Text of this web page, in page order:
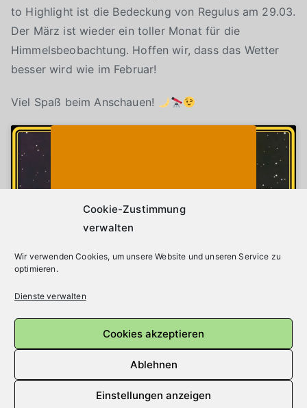
Cookie-Zustimmung
verwalten
Wir verwenden Cookies, um unsere Website und unseren Service zu
optimieren.
Dienste verwalten
Cookies akzeptieren
Ablehnen
Einstellungen anzeigen
to Highlight ist die Bedeckung von Regulus am 29.03.
Der März ist wieder ein toller Monat für die
Himmelsbeobachtung. Hoffen wir, dass das Wetter
besser wird wie im Februar!
Viel Spaß beim Anschauen!
Ich stimme zu
Beitragsnavigation
Ältere Beiträge